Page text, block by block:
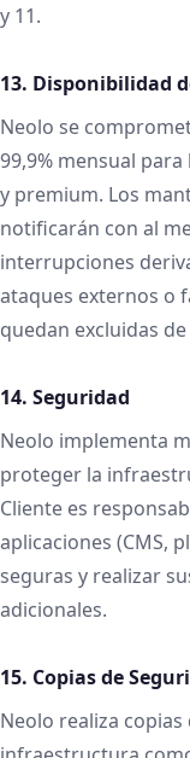
y 11.
13. Disponibilidad
Neolo se
99,9% mensual
y premium. Los
notificarán con al
interrupciones
ataques externos o
quedan excluidas
14. Seguridad
Neolo implementa
proteger la
Cliente es
aplicaciones (CMS,
seguras y realizar
adicionales.
15. Copias de
Neolo realiza